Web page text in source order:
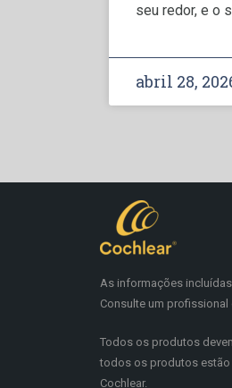
seu redor, e o
abril 28,
As informações
Consulte um
Todos os produtos
todos os produtos estão
Cochlear.